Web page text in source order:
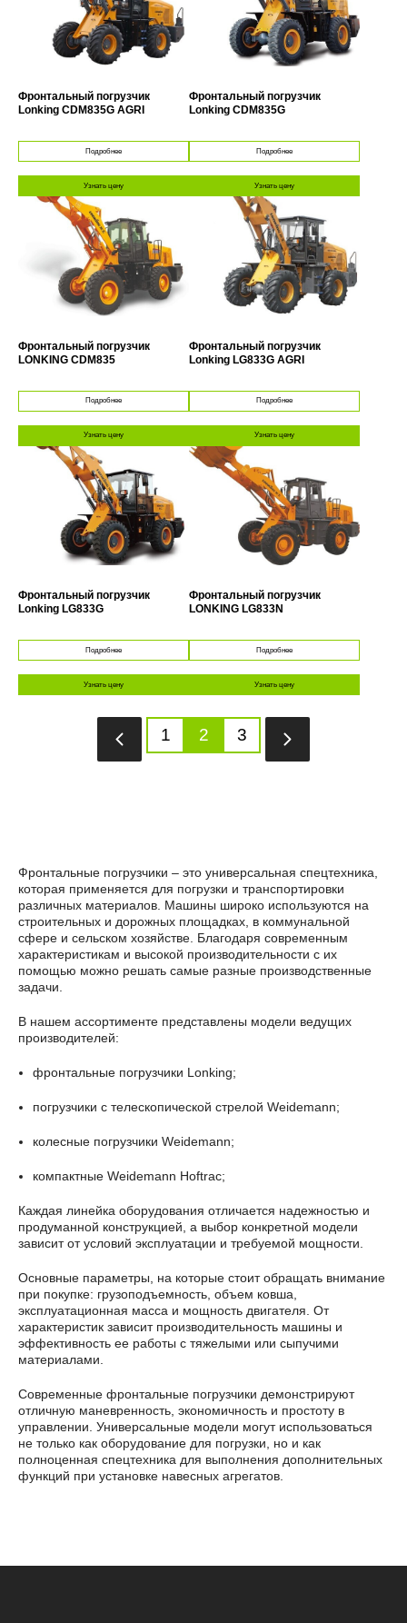
Фронтальный погрузчик
Lonking CDM835G AGRI
Подробнее
Узнать цену
Фронтальный погрузчик
Lonking CDM835G
Подробнее
Узнать цену
Фронтальный погрузчик
LONKING CDM835
Подробнее
Узнать цену
Фронтальный погрузчик
Lonking LG833G AGRI
Подробнее
Узнать цену
Фронтальный погрузчик
Lonking LG833G
Подробнее
Узнать цену
Фронтальный погрузчик
LONKING LG833N
Подробнее
Узнать цену
1 2 3
Фронтальные погрузчики – это универсальная спецтехника,
которая применяется для погрузки и транспортировки
различных материалов. Машины широко используются на
строительных и дорожных площадках, в коммунальной
сфере и сельском хозяйстве. Благодаря современным
характеристикам и высокой производительности с их
помощью можно решать самые разные производственные
задачи.
В нашем ассортименте представлены модели ведущих
производителей:
фронтальные погрузчики Lonking;
погрузчики с телескопической стрелой Weidemann;
колесные погрузчики Weidemann;
компактные Weidemann Hoftrac;
Каждая линейка оборудования отличается надежностью и
продуманной конструкцией, а выбор конкретной модели
зависит от условий эксплуатации и требуемой мощности.
Основные параметры, на которые стоит обращать внимание
при покупке: грузоподъемность, объем ковша,
эксплуатационная масса и мощность двигателя. От
характеристик зависит производительность машины и
эффективность ее работы с тяжелыми или сыпучими
материалами.
Современные фронтальные погрузчики демонстрируют
отличную маневренность, экономичность и простоту в
управлении. Универсальные модели могут использоваться
не только как оборудование для погрузки, но и как
полноценная спецтехника для выполнения дополнительных
функций при установке навесных агрегатов.